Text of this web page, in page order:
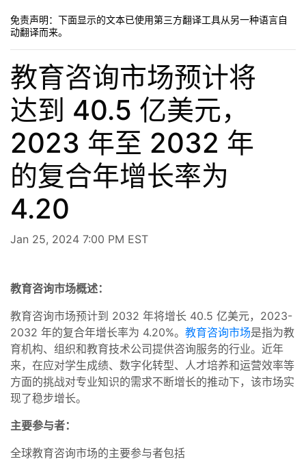
免责声明：下面显示的文本已使用第三方翻译工具从另一种语言自
动翻译而来。
教育咨询市场预计将
达到 40.5 亿美元，
2023 年至 2032 年
的复合年增长率为
4.20
Jan 25, 2024 7:00 PM EST
教育咨询市场概述：
教育咨询市场预计到 2032 年将增长 40.5 亿美元，2023-
2032 年的复合年增长率为 4.20%。 教育咨询市场是指为教
育机构、组织和教育技术公司提供咨询服务的行业。近年
来，在应对学生成绩、数字化转型、人才培养和运营效率等
方面的挑战对专业知识的需求不断增长的推动下，该市场实
现了稳步增长。
主要参与者：
全球教育咨询市场的主要参与者包括